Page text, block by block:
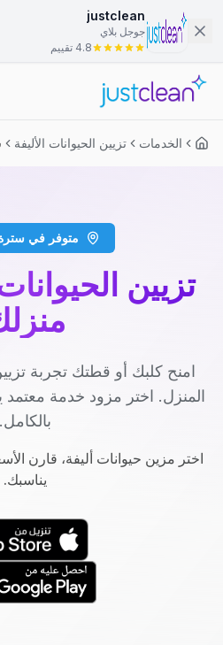
justclean
جوجل بلاي
4.8 تقييم
الخدمات تزيين الحيوانات الأليفة
متوفر في
تزيين
امنح كلبك أو قطتك تجربة
المنزل. اختر مزود خدمة
بالكامل.
اختر مزين حيوانات أليفة، قارن
يناسبك.